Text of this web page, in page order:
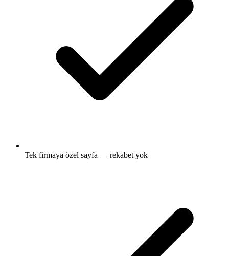
Tek firmaya özel sayfa — rekabet yok